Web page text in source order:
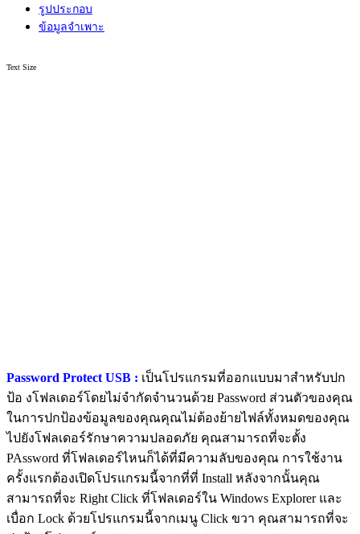
รูปประกอบ
ข้อมูลจำเพาะ
Text Size
Password Protect USB : เป็นโปรแกรมที่ออกแบบมาสำหรับปก
ป้อ งโฟลเดอร์โดยไม่จำกัดจำนวนด้วย Password ส่วนตัวของคุณ
ในการปกป้องข้อมูลของคุณคุณไม่ต้องย้ายไฟล์ทั้งหมดของคุณ
ไปยังโฟลเดอร์รักษาความปลอดภัย คุณสามารถที่จะตั้ง
PAssword ที่โฟลเดอร์ไหนก็ได้ที่มีความลับของคุณ การใช้งาน
ครั้งแรกต้องเปิดโปรแกรมนี้จากที่ที่ Install หลังจากนั้นคุณ
สามารถที่จะ Right Click ที่โฟลเดอร์ใน Windows Explorer และ
เบื่อก Lock ด้วยโปรแกรมนี้จากเมนู Click ขวา คุณสามารถที่จะ